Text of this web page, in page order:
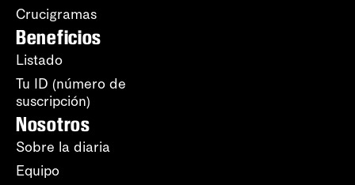
Crucigramas
Beneficios
Listado
Tu ID (número de
suscripción)
Nosotros
Sobre la diaria
Equipo